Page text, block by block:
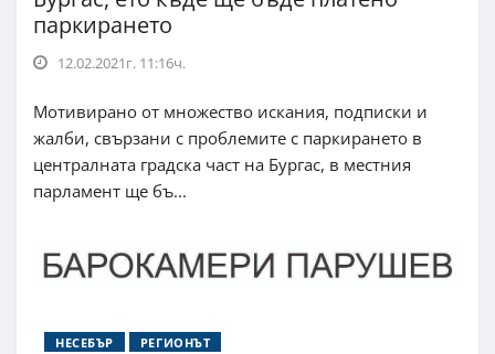
паркирането
12.02.2021г. 11:16ч.
Мотивирано от множество искания, подписки и
жалби, свързани с проблемите с паркирането в
централната градска част на Бургас, в местния
парламент ще бъ...
НЕСЕБЪР РЕГИОНЪТ